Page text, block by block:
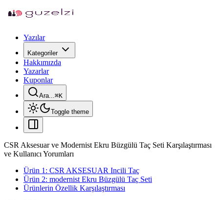
Yazılar
Kategoriler
Hakkımızda
Yazarlar
Kuponlar
Ara...⌘K
Toggle theme
CSR Aksesuar ve Modernist Ekru Büzgülü Taç Seti Karşılaştırması
ve Kullanıcı Yorumları
Ürün 1: CSR AKSESUAR Incili Taç
Ürün 2: modernist Ekru Büzgülü Taç Seti
Ürünlerin Özellik Karşılaştırması